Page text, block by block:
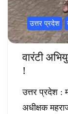
उत्तर प्रदेश
वारंटी
!
उत्तर प्रदेश :
अधीक्षक